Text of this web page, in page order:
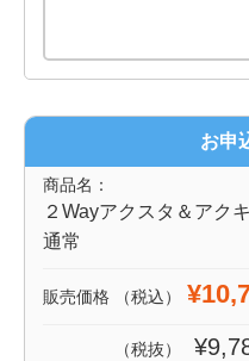
お申
商品名：
２Wayアクスタ＆ア
通常
販売価格 （税込）
（税抜）